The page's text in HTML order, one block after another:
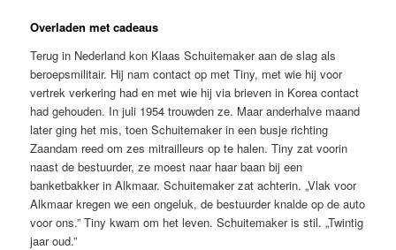
Overladen met cadeaus
Terug in Nederland kon Klaas Schuitemaker aan de slag als
beroepsmilitair. Hij nam contact op met Tiny, met wie hij voor
vertrek verkering had en met wie hij via brieven in Korea contact
had gehouden. In juli 1954 trouwden ze. Maar anderhalve maand
later ging het mis, toen Schuitemaker in een busje richting
Zaandam reed om zes mitrailleurs op te halen. Tiny zat voorin
naast de bestuurder, ze moest naar haar baan bij een
banketbakker in Alkmaar. Schuitemaker zat achterin. „Vlak voor
Alkmaar kregen we een ongeluk, de bestuurder knalde op de auto
voor ons.” Tiny kwam om het leven. Schuitemaker is stil. „Twintig
jaar oud.”